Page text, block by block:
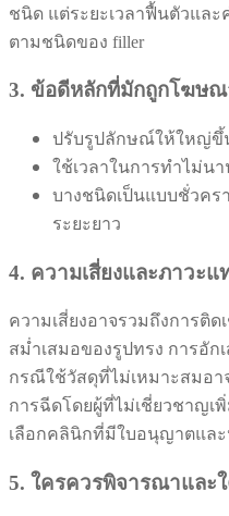
ชนิด แต่ระยะเวลาฟื้นตัวแล
ตามชนิดของ filler
3. ข้อดีหลักที่มักถูกโฆษณ
ปรับรูปลักษณ์ให้ใหญ่ขึ้
ใช้เวลาในการทำไม่น
บางชนิดเป็นแบบชั่วคร
ระยะยาว
4. ความเสี่ยงและภาวะ
ความเสี่ยงอาจรวมถึงการติ
สม่ำเสมอของรูปทรง การอัก
กรณีใช้วัสดุที่ไม่เหมาะสมอ
การฉีดโดยผู้ที่ไม่เชี่ยวชาญเ
เลือกคลินิกที่มีใบอนุญาตแล
5. ใครควรพิจารณาและใ